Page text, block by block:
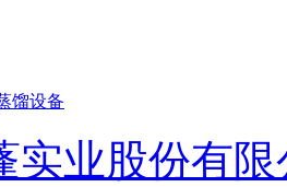
馏设备
实业股份有限